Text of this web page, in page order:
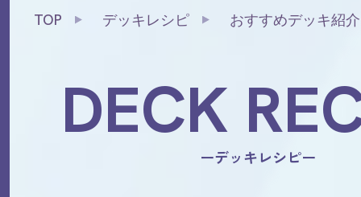
TOP デッキレシピ
おすすめデッキ紹
DECK
ーデッキレシピー